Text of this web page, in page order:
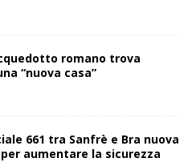
romano trova
“nuova casa”
661 tra Sanfrè e Bra nuova
aumentare la sicurezza